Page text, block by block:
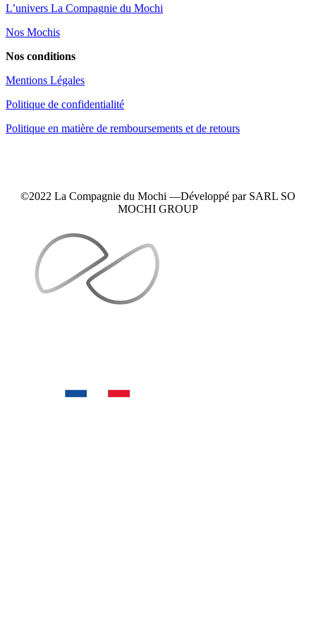
L’univers La Compagnie du Mochi
Nos Mochis
Nos conditions
Mentions Légales
Politique de confidentialité
Politique en matière de remboursements et de retours
©2022 La Compagnie du Mochi —Développé par SARL SO
MOCHI GROUP